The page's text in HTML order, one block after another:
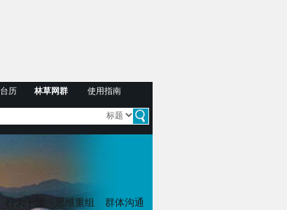
台历 林草网群 使用指南
行为干预 思维重组
群体沟通